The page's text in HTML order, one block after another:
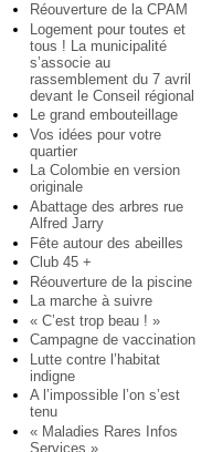
Réouverture de la CPAM
Logement pour toutes et
tous ! La municipalité
s’associe au
rassemblement du 7 avril
devant le Conseil régional
Le grand embouteillage
Vos idées pour votre
quartier
La Colombie en version
originale
Abattage des arbres rue
Alfred Jarry
Fête autour des abeilles
Club 45 +
Réouverture de la piscine
La marche à suivre
« C’est trop beau ! »
Campagne de vaccination
Lutte contre l’habitat
indigne
A l’impossible l’on s’est
tenu
« Maladies Rares Infos
Services »